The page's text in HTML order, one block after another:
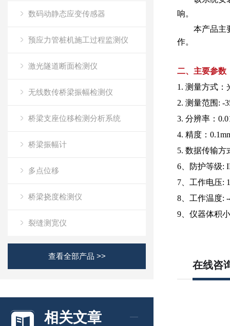
数码动静态应变传感器
预应力管桩机施工过程监测仪
激光隧道断面检测仪
无线数传桥梁振幅检测仪
桥梁支座位移检测分析系统
桥梁振幅计
多点位移
桥梁挠度检测仪
裂缝测宽仪
查看全部产品 >>
相关文章
响。
本产品主要
作。
二、主要参数
1. 测量方式：
2. 测量范围: -
3. 分辨率：
4. 精度：
5. 数据传输方
6、防护等级:
7、工作电压:
8、工作温度:
9、仪器体积
在线咨